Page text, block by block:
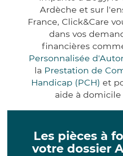
Ardèche et sur
France, Click&Care
dans vos
financières
Personnalisée
la Prestation de
Handicap (PCH) et
aide à
Les pièces à
votre dossier